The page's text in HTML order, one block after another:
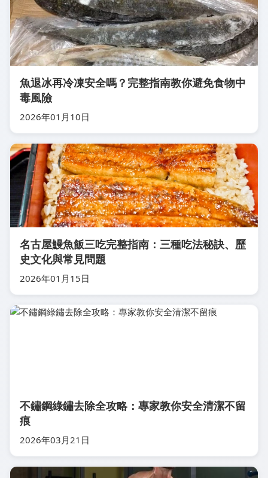
魚退冰再冷凍安全嗎？完整指南教你避免食物中
毒風險
2026年01月10日
名古屋鰻魚飯三吃完整指南：三種吃法秘訣、歷
史文化與常見問題
2026年01月15日
不鏽鋼綠鏽去除全攻略：專家教你安全清潔不留
痕
2026年03月21日